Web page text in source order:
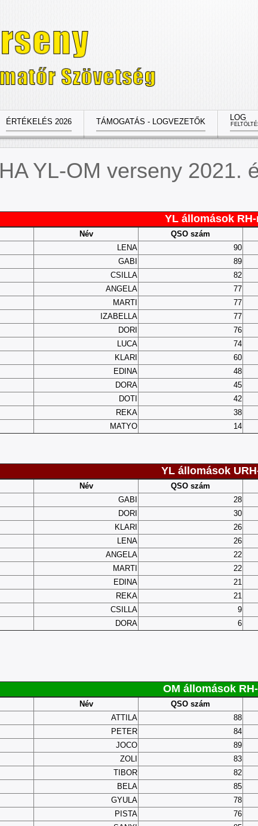
ÉRTÉKELÉS 2026 TÁMOGATÁS - LOGVEZETŐK LOG
HA YL-OM verseny 2021.
YL állomások RH-
Név QSO szám
LENA 90
GABI 89
CSILLA 82
ANGELA 77
MARTI 77
IZABELLA 77
DORI 76
LUCA 74
KLARI 60
EDINA 48
DORA 45
DOTI 42
REKA 38
MATYO 14
YL állomások
Név QSO szám
GABI 28
DORI 30
KLARI 26
LENA 26
ANGELA 22
MARTI 22
EDINA 21
REKA 21
CSILLA 9
DORA 6
OM állomások
Név QSO szám
ATTILA 88
PETER 84
JOCO 89
ZOLI 83
TIBOR 82
BELA 85
GYULA 78
PISTA 76